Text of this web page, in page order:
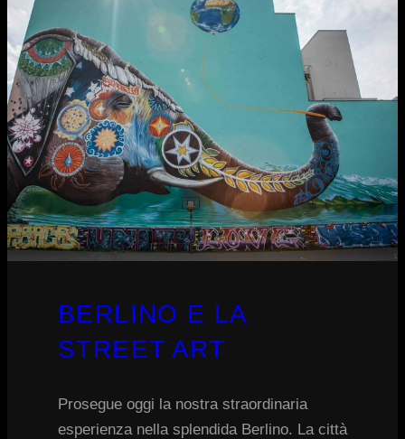
BERLINO E LA
STREET ART
Prosegue oggi la nostra straordinaria
esperienza nella splendida Berlino. La città